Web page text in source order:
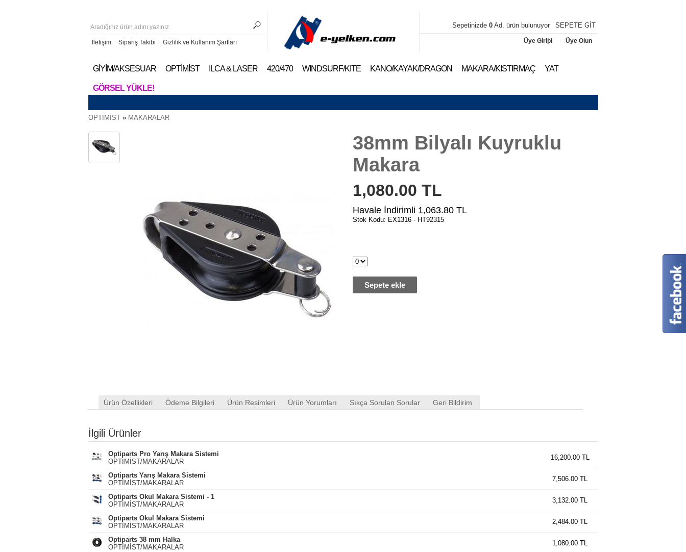
İletişim Sipariş Takibi Gizlilik ve Kullanım Şartları
Sepetinizde 0Ad. ürün bulunuyor SEPETE GİT
Üye Giriþi Üye Olun
GİYİM/AKSESUAR OPTİMİST ILCA & LASER 420/470 WINDSURF/KITE KANO/KAYAK/DRAGON MAKARA/KISTIRMAÇ YAT
GÖRSEL YÜKLE!
OPTİMİST» MAKARALAR
38mm Bilyalı Kuyruklu
Makara
1,080.00 TL
Havale İndirimli 1,063.80TL
Stok Kodu: EX1316 - HT92315
Sepete ekle
Ürün Özellikleri Ödeme Bilgileri Ürün Resimleri Ürün Yorumları Sıkça Sorulan Sorular Geri Bildirim
İlgili Ürünler
Optiparts Pro Yarış Makara Sistemi
OPTİMİST/MAKARALAR
16,200.00 TL
Optiparts Yarış Makara Sistemi
OPTİMİST/MAKARALAR
7,506.00 TL
Optiparts Okul Makara Sistemi - 1
OPTİMİST/MAKARALAR
3,132.00 TL
Optiparts Okul Makara Sistemi
OPTİMİST/MAKARALAR
2,484.00 TL
Optiparts 38 mm Halka
OPTİMİST/MAKARALAR
1,080.00 TL